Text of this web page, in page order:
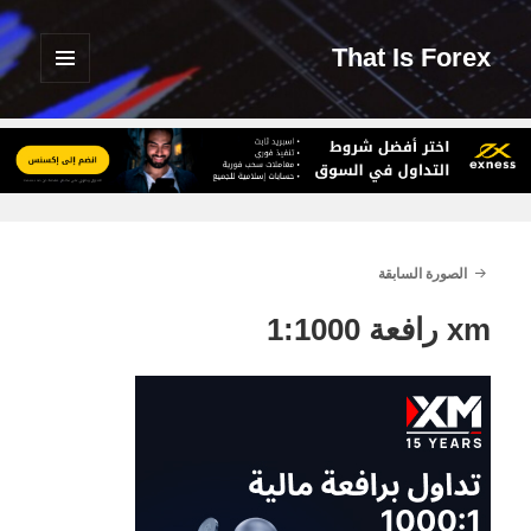
That Is Forex
القائمة
والودجات
الصورة السابقة
xm رافعة 1:1000